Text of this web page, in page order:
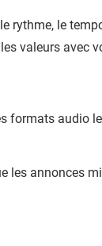
rythme, le
valeurs avec
formats audio
les annonces